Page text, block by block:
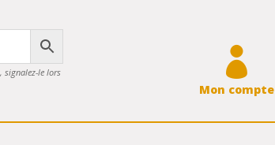
signalez-le lors

Mon compte